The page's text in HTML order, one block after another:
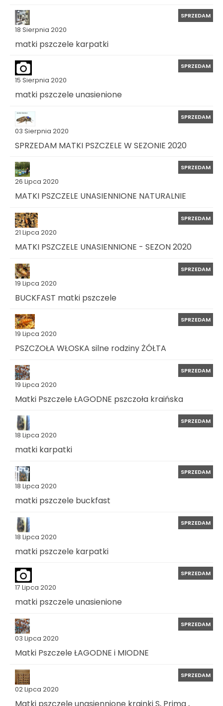
18 Sierpnia 2020
SPRZEDAM
matki pszczele karpatki
15 Sierpnia 2020
SPRZEDAM
matki pszczele unasienione
03 Sierpnia 2020
SPRZEDAM
SPRZEDAM MATKI PSZCZELE W SEZONIE 2020
26 Lipca 2020
SPRZEDAM
MATKI PSZCZELE UNASIENNIONE NATURALNIE
21 Lipca 2020
SPRZEDAM
MATKI PSZCZELE UNASIENNIONE - SEZON 2020
19 Lipca 2020
SPRZEDAM
BUCKFAST matki pszczele
19 Lipca 2020
SPRZEDAM
PSZCZOŁA WŁOSKA silne rodziny ŻÓŁTA
19 Lipca 2020
SPRZEDAM
Matki Pszczele ŁAGODNE pszczoła kraińska
18 Lipca 2020
SPRZEDAM
matki karpatki
18 Lipca 2020
SPRZEDAM
matki pszczele buckfast
18 Lipca 2020
SPRZEDAM
matki pszczele karpatki
17 Lipca 2020
SPRZEDAM
matki pszczele unasienione
03 Lipca 2020
SPRZEDAM
Matki Pszczele ŁAGODNE i MIODNE
02 Lipca 2020
SPRZEDAM
Matki pszczele unasiennione krainki S, Prima ,